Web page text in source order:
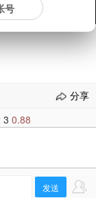
选择信号/刷新
号
分享
3 0.88
发送